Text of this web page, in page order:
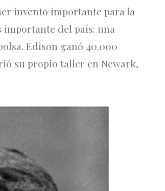
invento importante para la
importante del país: una
Edison ganó 40.000
su propio taller en Newark,